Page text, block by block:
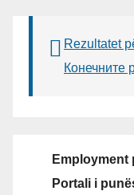
Rezultatet
Конечните
Employment
Portali i